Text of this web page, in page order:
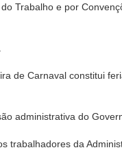
Trabalho e por
de Carnaval constitui
administrativa do
trabalhadores da